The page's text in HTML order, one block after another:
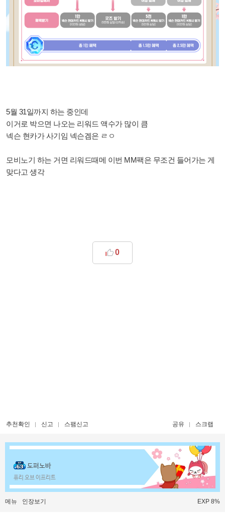
5월 31일까지 하는 중인데
이거로 박으면 나오는 리워드 액수가 많이 큼
넥슨 현카가 사기임 넥슨겜은 ㄹㅇ
모비노기 하는 거면 리워드때메 이번 MM팩은 무조건 들어가는 게
맞다고 생각
0
추천확인 신고 스팸신고 공유 스크랩
도퍼노바
퓨리 오브 이프리트
메뉴 인장보기 EXP 8%